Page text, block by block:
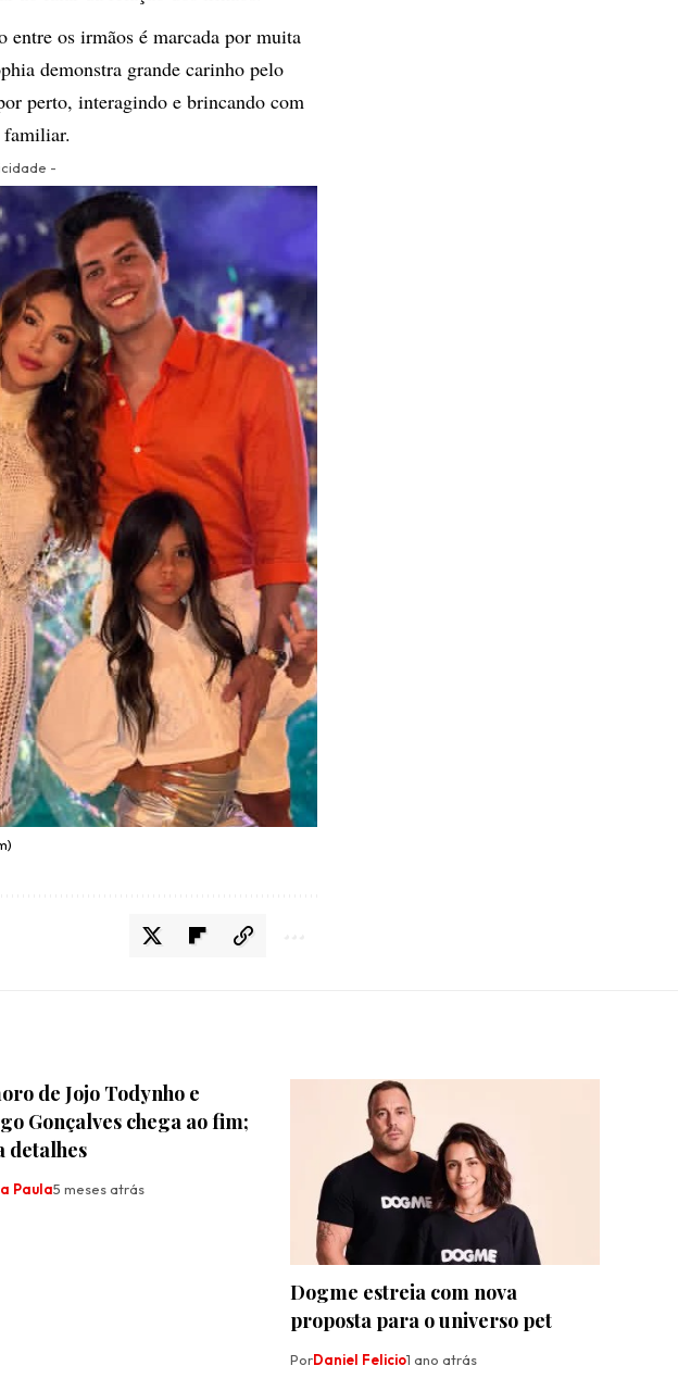
entre os irmãos é marcada por muita
demonstra grande carinho pelo
perto, interagindo e brincando com
-
de Jojo Todynho e
Gonçalves chega ao fim;
detalhes
Paula5 meses atrás
Dogme estreia com nova
proposta para o universo pet
PorDaniel Felicio1 ano atrás